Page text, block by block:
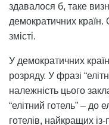
здавалося б, таке
демократичних країн.
змісті.
У демократичних
розряду. У фразі
належність цього
“елітний готель” – до
готелів, найкращих